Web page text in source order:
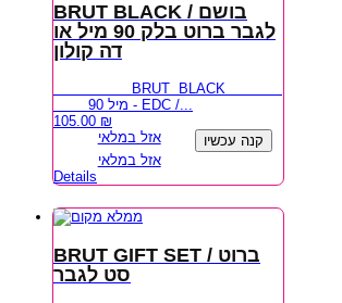
BRUT BLACK / בושם
לגבר ברוט בלק 90 מיל או
דה קולון
BRUT BLACK
90 מיל - EDC /...
105.00 ₪
אזל במלאי
קנה עכשיו
אזל במלאי
Details
BRUT GIFT SET / ברוט
סט לגבר